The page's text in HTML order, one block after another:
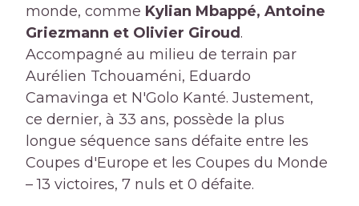
monde, comme Kylian Mbappé, Antoine
Griezmann et Olivier Giroud.
Accompagné au milieu de terrain par
Aurélien Tchouaméni, Eduardo
Camavinga et N'Golo Kanté. Justement,
ce dernier, à 33 ans, possède la plus
longue séquence sans défaite entre les
Coupes d'Europe et les Coupes du Monde
– 13 victoires, 7 nuls et 0 défaite.